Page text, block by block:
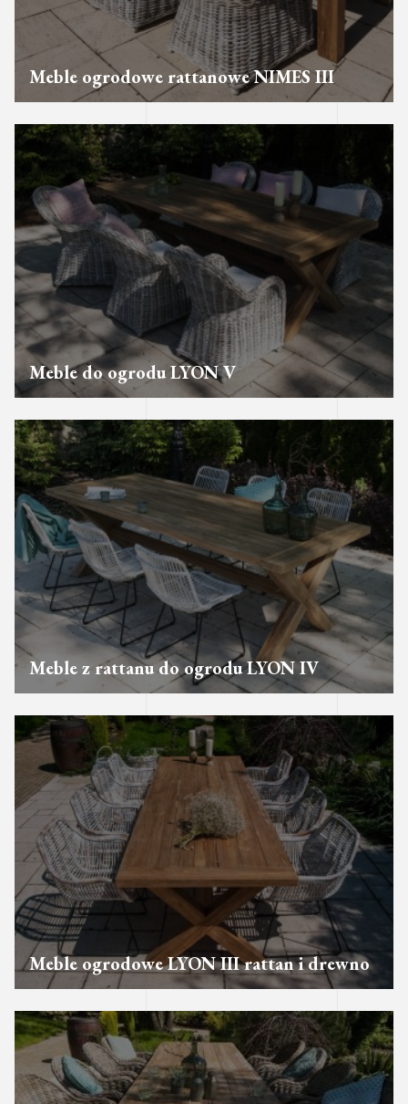
Meble ogrodowe rattanowe NIMES III
Meble do ogrodu LYON V
Meble z rattanu do ogrodu LYON IV
Meble ogrodowe LYON III rattan i drewno